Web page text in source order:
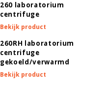
260 laboratorium
centrifuge
Bekijk product
260RH laboratorium
centrifuge
gekoeld/verwarmd
Bekijk product